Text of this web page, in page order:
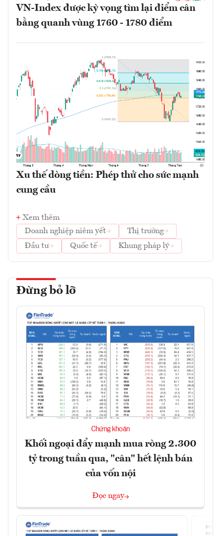
VN-Index được kỳ vọng tìm lại điểm cân
bằng quanh vùng 1760 - 1780 điểm
Xu thế dòng tiền: Phép thử cho sức mạnh
cung cầu
Xem thêm
Doanh nghiệp niêm yết
Thị trường
Đầu tư
Quốc tế Khung pháp lý
Đừng bỏ lỡ
Chứng khoán
Khối ngoại đẩy mạnh mua ròng 2.300
tỷ trong tuần qua, "cân" hết lệnh bán
của vốn nội
Đọc ngay